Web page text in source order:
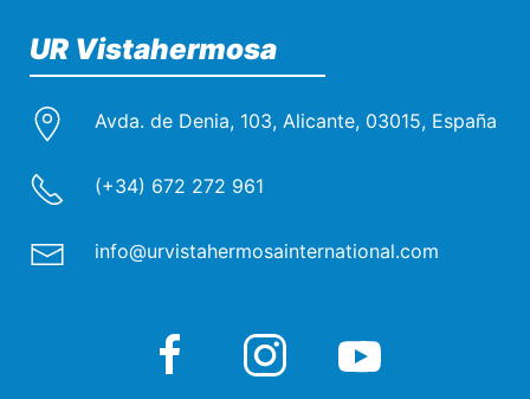
UR Vistahermosa
Avda. de Denia, 103, Alicante, 03015, España
(+34) 672 272 961
info@urvistahermosainternational.com